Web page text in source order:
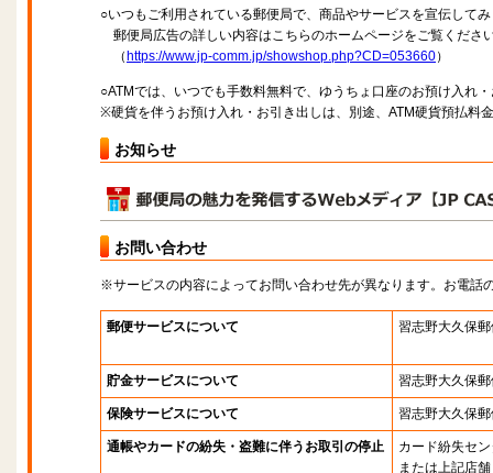
○いつもご利用されている郵便局で、商品やサービスを宣伝して
郵便局広告の詳しい内容はこちらのホームページをご覧くださ
（ https://www.jp-comm.jp/showshop.php?CD=053660）
○ATMでは、いつでも手数料無料で、ゆうちょ口座のお預け入れ
※硬貨を伴うお預け入れ・お引き出しは、別途、ATM硬貨預払料
お知らせ
お問い合わせ
※サービスの内容によってお問い合わせ先が異なります。お電話
郵便サービスについて 習志野大久保
貯金サービスについて 習志野大久保
保険サービスについて 習志野大久保
通帳やカードの紛失・盗難に伴うお取引の停止
カード紛失セ
または上記店舗